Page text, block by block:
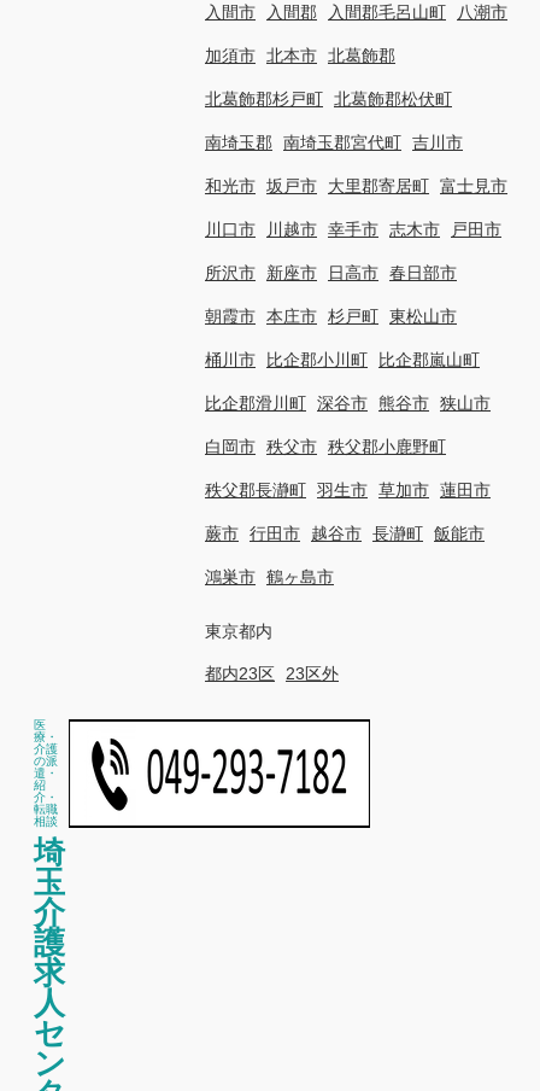
入間市 入間郡 入間郡毛呂山町 八潮市
加須市 北本市 北葛飾郡
北葛飾郡杉戸町 北葛飾郡松伏町
南埼玉郡 南埼玉郡宮代町 吉川市
和光市 坂戸市 大里郡寄居町 富士見市
川口市 川越市 幸手市 志木市 戸田市
所沢市 新座市 日高市 春日部市
朝霞市 本庄市 杉戸町 東松山市
桶川市 比企郡小川町 比企郡嵐山町
比企郡滑川町 深谷市 熊谷市 狭山市
白岡市 秩父市 秩父郡小鹿野町
秩父郡長瀞町 羽生市 草加市 蓮田市
蕨市 行田市 越谷市 長瀞町 飯能市
鴻巣市 鶴ヶ島市
東京都内
都内23区 23区外
医
療・
介護
の派
遣・
紹
介・
転職
相談
埼
玉
介
護
求
人
セ
ン